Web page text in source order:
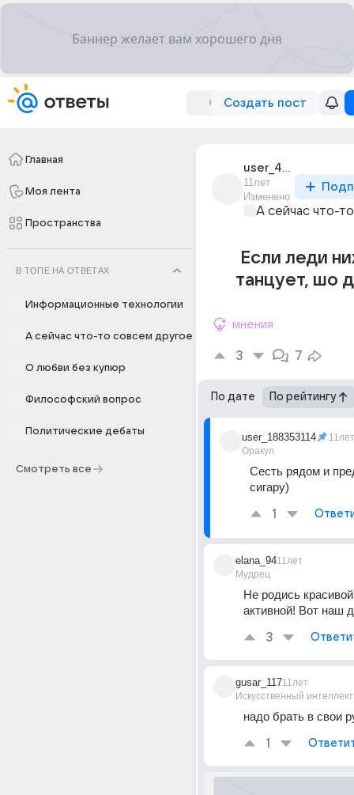
Создать пост
Главная
Моя лента
Пространства
В ТОПЕ НА ОТВЕТАХ
Информационные технологии
А сейчас что-то совсем другое
О любви без купюр
Философский вопрос
Политические дебаты
Смотреть все
user_45847733
11лет
Изменено
А сейчас что-
Если леди
танцует, шо
мнения
3 7
По дате По рейтингу
user_188353114
Оракул
11лет
Сесть рядом и
сигару)
1
elana_94
Мудрец
11лет
Не родись
активной! Вот наш
3
gusar_117
Искусственный интеллект
11лет
надо брать в свои
1